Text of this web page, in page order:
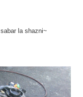
la shazni~